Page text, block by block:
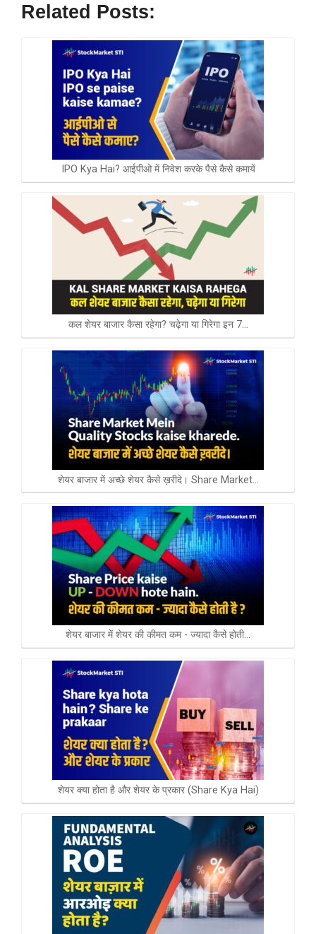
ce
b
er
es
t
at
s
A
p
p
tt
er dI
n
e
Related Posts:
IPO Kya Hai? आईपीओ में निवेश करके पैसे कैसे कमायें
कल शेयर बाजार कैसा रहेगा? चढ़ेगा या गिरेगा इन 7…
शेयर बाजार में अच्छे शेयर कैसे ख़रीदे। Share Market…
शेयर बाजार में शेयर की कीमत कम - ज्यादा कैसे होती…
शेयर क्या होता है और शेयर के प्रकार (Share Kya Hai)